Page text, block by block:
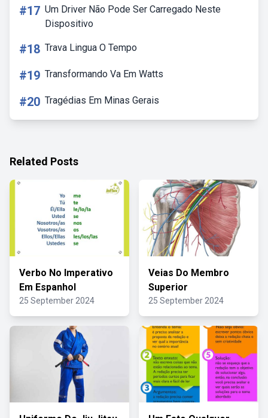
#17 Um Driver Não Pode Ser Carregado Neste
Dispositivo
#18 Trava Lingua O Tempo
#19 Transformando Va Em Watts
#20 Tragédias Em Minas Gerais
Related Posts
Verbo No Imperativo
Em Espanhol
25 September 2024
Veias Do Membro
Superior
25 September 2024